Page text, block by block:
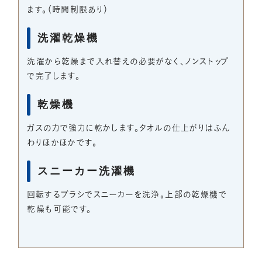
ます。（時間制限あり）
洗濯乾燥機
洗濯から乾燥まで入れ替えの必要がなく、ノンストップ
で完了します。
乾燥機
ガスの力で強力に乾かします。タオルの仕上がりはふん
わりほかほかです。
スニーカー洗濯機
回転するブラシでスニーカーを洗浄。上部の乾燥機で
乾燥も可能です。